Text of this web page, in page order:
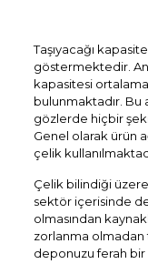
Taşıyacağı
göstermektedir.
kapasitesi
bulunmaktadır. Bu
gözlerde hiçbir
Genel olarak ürün
çelik
Çelik bilindiği
sektör içerisinde
olmasından
zorlanma olmadan
deponuzu ferah bir